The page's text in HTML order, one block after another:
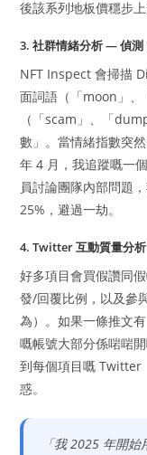
後該系列地板價穩步
3. 社群情緒分析 — 偵測
NFT Inspect 會掃描
面詞語（「moon」
（「scam」、「
數」。當情緒指數突
年 4 月，我追蹤嘅一
員討論團隊內部問題
25%，避過一劫。
4. Twitter 互動質量分
好多項目會買假讚同
發/回覆比例，以及參
為）。如果一條推文
嘅帳號大部分係啱啱
到每個項目嘅 Twitter
惑。
「我 2025 年開